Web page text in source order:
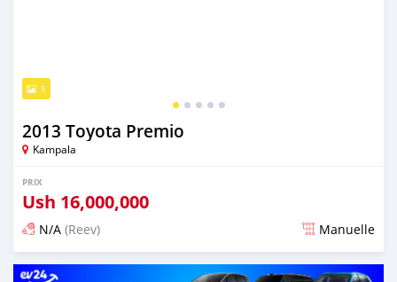
5
2013 Toyota Premio
Kampala
PRIX
Ush 16,000,000
N/A (Reev) Manuelle
Publié il y a 2 jours